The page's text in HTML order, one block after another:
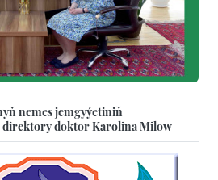
nemes jemgyýetiniň
direktory doktor Karolina Milow